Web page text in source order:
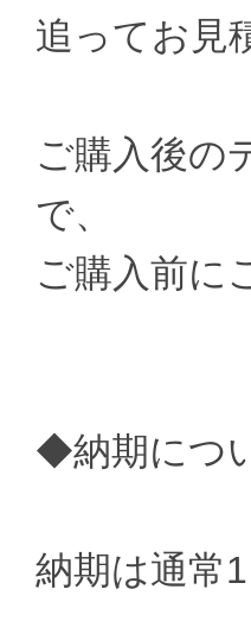
追ってお見
ご購入後の
で、
ご購入前に
◆納期につ
納期は通常